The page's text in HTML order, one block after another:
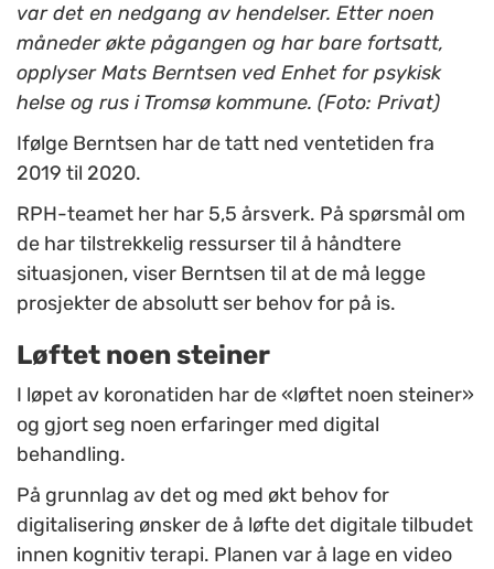
var det en nedgang av hendelser. Etter noen
måneder økte pågangen og har bare fortsatt,
opplyser Mats Berntsen ved Enhet for psykisk
helse og rus i Tromsø kommune. (Foto: Privat)
Ifølge Berntsen har de tatt ned ventetiden fra
2019 til 2020.
RPH-teamet her har 5,5 årsverk. På spørsmål om
de har tilstrekkelig ressurser til å håndtere
situasjonen, viser Berntsen til at de må legge
prosjekter de absolutt ser behov for på is.
Løftet noen steiner
I løpet av koronatiden har de «løftet noen steiner»
og gjort seg noen erfaringer med digital
behandling.
På grunnlag av det og med økt behov for
digitalisering ønsker de å løfte det digitale tilbudet
innen kognitiv terapi. Planen var å lage en video